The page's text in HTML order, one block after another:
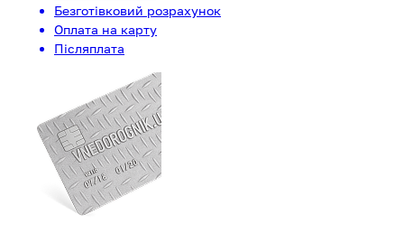
Безготівковий розрахунок
Оплата на карту
Післяплата